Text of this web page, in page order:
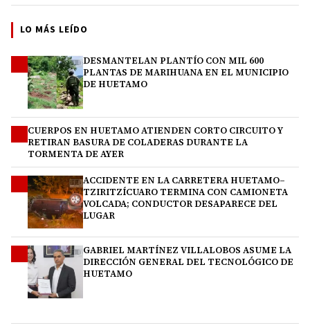
LO MÁS LEÍDO
DESMANTELAN PLANTÍO CON MIL 600
PLANTAS DE MARIHUANA EN EL MUNICIPIO
DE HUETAMO
CUERPOS EN HUETAMO ATIENDEN CORTO CIRCUITO Y
RETIRAN BASURA DE COLADERAS DURANTE LA
TORMENTA DE AYER
ACCIDENTE EN LA CARRETERA HUETAMO–
TZIRITZÍCUARO TERMINA CON CAMIONETA
VOLCADA; CONDUCTOR DESAPARECE DEL
LUGAR
GABRIEL MARTÍNEZ VILLALOBOS ASUME LA
DIRECCIÓN GENERAL DEL TECNOLÓGICO DE
HUETAMO